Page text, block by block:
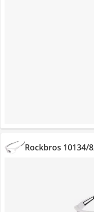
Rockbros 10134/